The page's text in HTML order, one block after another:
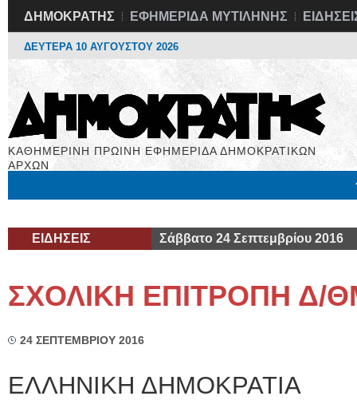
ΔΗΜΟΚΡΑΤΗΣ ΕΦΗΜΕΡΙΔΑ ΜΥΤΙΛΗΝΗΣ
ΔΕΥΤΕΡΑ 10 ΑΥΓΟΥΣΤΟΥ 2026
ΚΑΘΗΜΕΡΙΝΗ ΠΡΩΙΝΗ ΕΦΗΜΕΡΙΔΑ ΔΗΜΟΚΡΑΤΙΚΩΝ
ΑΡΧΩΝ
ΕΙΔΗΣΕΙΣ Σάββατο 24 Σεπτεμβρίου 2016
ΣΧΟΛΙΚΗ ΕΠΙΤΡΟΠΗ Δ/
24 ΣΕΠΤΕΜΒΡΙΟΥ 2016
ΕΛΛΗΝΙΚΗ